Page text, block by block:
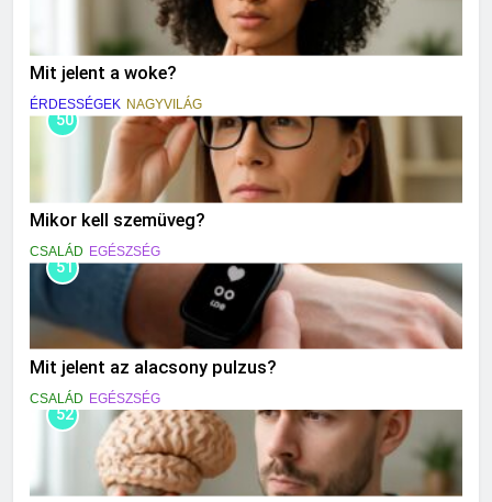
Mit jelent a woke?
ÉRDESSÉGEK NAGYVILÁG
50
Mikor kell szemüveg?
CSALÁD EGÉSZSÉG
51
Mit jelent az alacsony pulzus?
CSALÁD EGÉSZSÉG
52